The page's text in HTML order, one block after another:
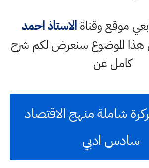
موقع وقناةالاستاذ احمد
هذا الموضوع سنعرض لكم شرح
كامل عن
شاملة منهج الاقتصاد
سادس ادبي